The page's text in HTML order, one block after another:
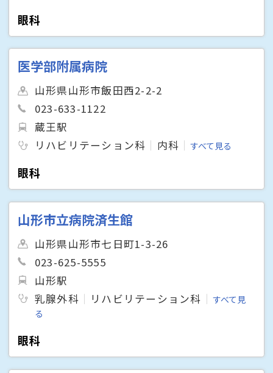
眼科
医学部附属病院
山形県山形市飯田西2-2-2
023-633-1122
蔵王駅
リハビリテーション科
内科 すべて見る
眼科
山形市立病院済生館
山形県山形市七日町1-3-26
023-625-5555
山形駅
乳腺外科
リハビリテーション科
すべて見
る
眼科